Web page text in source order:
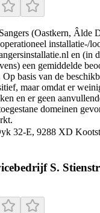
(Oastkern, Âlde
installatie-/
en (in
een gemiddelde
basis van de
maar omdat er
en er geen
domeinen
32-E, 9288 XD
S.